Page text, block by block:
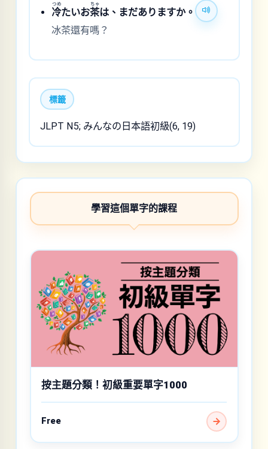
冷
つめ
たいお茶
ちゃ
は、まだありますか。
冰茶還有嗎？
標籤
JLPT N5; みんなの日本語初級(6, 19)
學習這個單字的課程
按主題分類！初級重要單字1000
Free